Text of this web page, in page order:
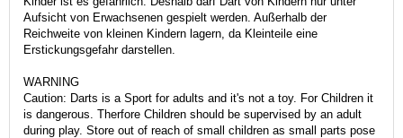
Aufsicht von Erwachsenen gespielt werden. Außerhalb der
Reichweite von kleinen Kindern lagern, da Kleinteile eine
Erstickungsgefahr darstellen.
WARNING
Caution: Darts is a Sport for adults and it's not a toy. For Children it
is dangerous. Therfore Children should be supervised by an adult
during play. Store out of reach of small children as small parts pose